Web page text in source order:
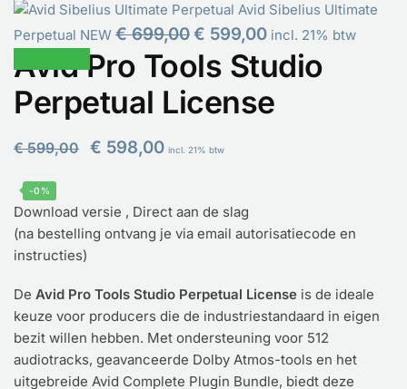
Avid Sibelius Ultimate
Perpetual NEW €699,00€ 599,00 incl. 21% btw
Avid Pro Tools Studio
Perpetual License
€599,00 € 598,00 incl. 21% btw
-0%
Download versie , Direct aan de slag
(na bestelling ontvang je via email autorisatiecode en
instructies)
De Avid Pro Tools Studio Perpetual License is de ideale
keuze voor producers die de industriestandaard in eigen
bezit willen hebben. Met ondersteuning voor 512
audiotracks, geavanceerde Dolby Atmos-tools en het
uitgebreide Avid Complete Plugin Bundle, biedt deze